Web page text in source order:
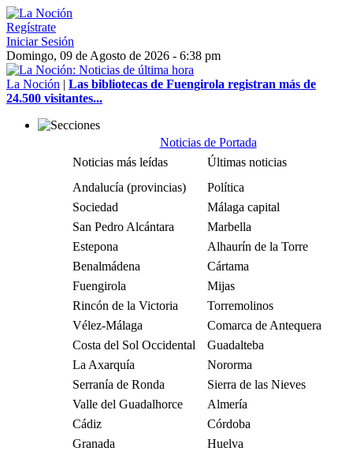
Regístrate
Iniciar Sesión
Domingo, 09 de Agosto de 2026 - 6:38 pm
La Noción | Las bibliotecas de Fuengirola registran más de
24.500 visitantes...
Noticias de Portada
Noticias más leídas
Últimas noticias
Andalucía (provincias)
Política
Sociedad
Málaga capital
San Pedro Alcántara
Marbella
Estepona
Alhaurín de la Torre
Benalmádena
Cártama
Fuengirola
Mijas
Rincón de la Victoria
Torremolinos
Vélez-Málaga
Comarca de Antequera
Costa del Sol Occidental
Guadalteba
La Axarquía
Nororma
Serranía de Ronda
Sierra de las Nieves
Valle del Guadalhorce
Almería
Cádiz
Córdoba
Granada
Huelva